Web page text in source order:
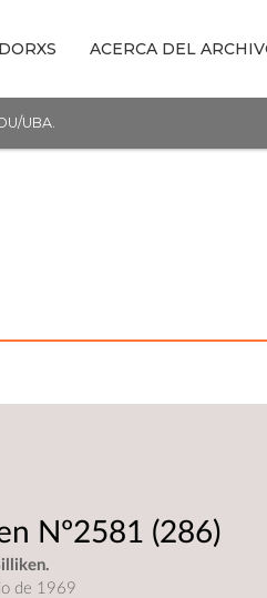
ACERCA DEL
UBA.
Nº2581 (286)
de 1969